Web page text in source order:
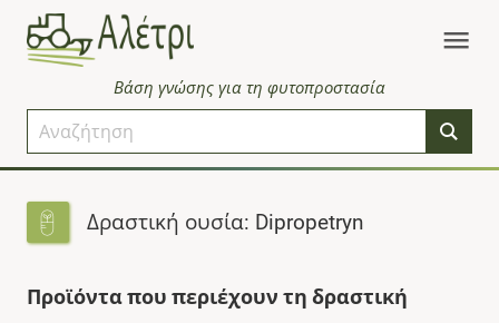
Βάση γνώσης για τη φυτοπροστασία
Δραστική ουσία: Dipropetryn
Προϊόντα που περιέχουν τη δραστική